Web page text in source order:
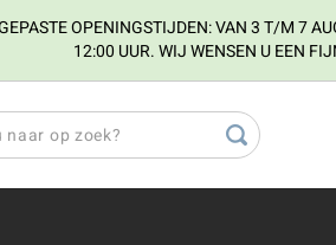
OPENINGSTIJDEN: VAN 3 T/M 7
12:00 UUR. WIJ WENSEN U EEN